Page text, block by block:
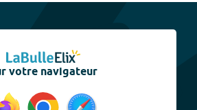
votre navigateur